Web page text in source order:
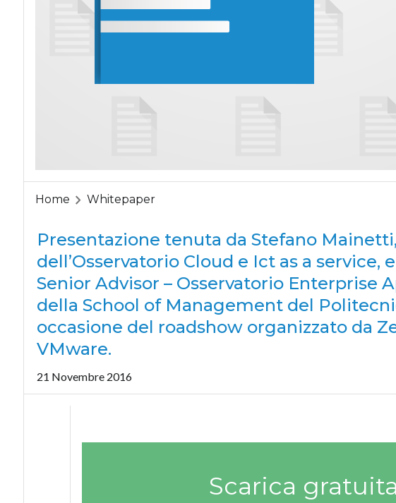
Home Whitepaper
Presentazione tenuta da Stefano
dell’Osservatorio Cloud e Ict as a service,
Senior Advisor – Osservatorio Enterprise
della School of Management del
occasione del roadshow organizzato da
VMware.
21 Novembre 2016
Scarica